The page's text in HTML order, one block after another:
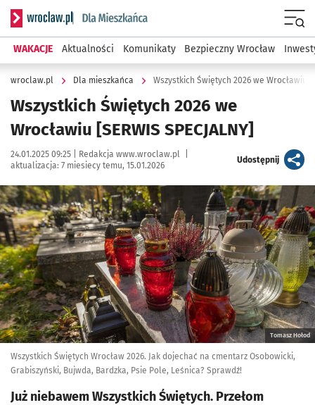
Serwis informacyjny wroclaw.pl podserwis: Dla mieszkańca
WAKACJE Aktualności Komunikaty Bezpieczny Wrocław
wroclaw.pl Dla mieszkańca Wszystkich Świętych 2026 we Wrocławiu
Wszystkich Świętych 2026 we
Wrocławiu [SERWIS SPECJALNY]
Data publikacji:
24.01.2025 09:25 | Autor:
Redakcja www.wroclaw.pl
aktualizacja: 7 miesiecy temu, 15.01.2026
Udostępnijartykuł
Kliknij, aby powiększyć
Tomasz Hołod
Wszystkich Świętych Wrocław 2026. Jak dojechać na cmentarz Osobowicki,
Grabiszyński, Bujwda, Bardzka, Psie Pole, Leśnica? Sprawdź!
Już niebawem Wszystkich Świętych. Przełom